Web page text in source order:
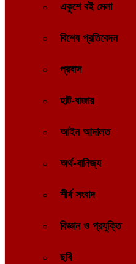
একুশে বই মেলা
বিশেষ প্রতিবেদন
প্রবাস
হাট-বাজার
আইন আদালত
অর্থ-বানিজ্য
শীর্ষ সংবাদ
বিজ্ঞান ও প্রযুক্তি
ছবি